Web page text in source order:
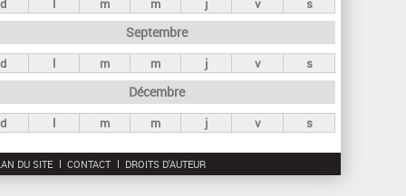
d l m m j v s
Septembre
d l m m j v s
Décembre
d l m m j v s
DU SITE CONTACT DROITS D'AUTEUR